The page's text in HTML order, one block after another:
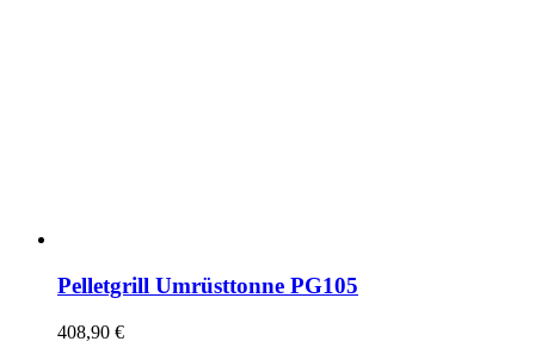
Pelletgrill Umrüsttonne PG105
408,90 €